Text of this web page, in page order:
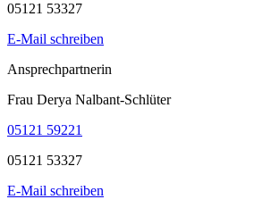
05121 53327
E-Mail schreiben
Ansprechpartnerin
Frau Derya Nalbant-Schlüter
05121 59221
05121 53327
E-Mail schreiben